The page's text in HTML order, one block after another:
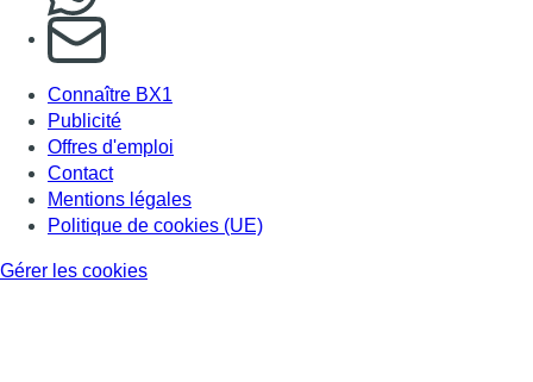
S'abonner à notre newsletter
Connaître BX1
Publicité
Offres d'emploi
Contact
Mentions légales
Politique de cookies (UE)
Gérer les cookies